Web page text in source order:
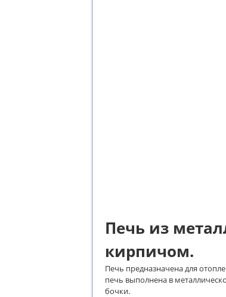
Печь из
кирпичом.
Печь предназначена для
печь выполнена в
бочки.